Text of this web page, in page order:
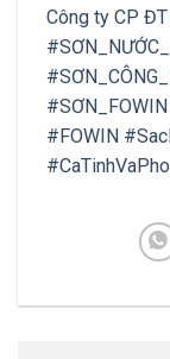
Công ty CP
#SƠN_FOWIN
#FOWIN